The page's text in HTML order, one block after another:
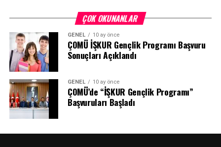
ÇOK OKUNANLAR
GENEL 10 ay önce
ÇOMÜ İŞKUR Gençlik Programı Başvuru
Sonuçları Açıklandı
GENEL 10 ay önce
ÇOMÜ’de “İŞKUR Gençlik Programı”
Başvuruları Başladı